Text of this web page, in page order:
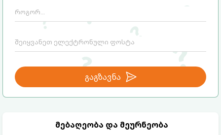
გაგზავნა
მებაღეობა და მეურნეობა